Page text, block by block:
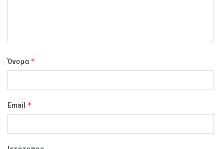
Όνομα *
Email *